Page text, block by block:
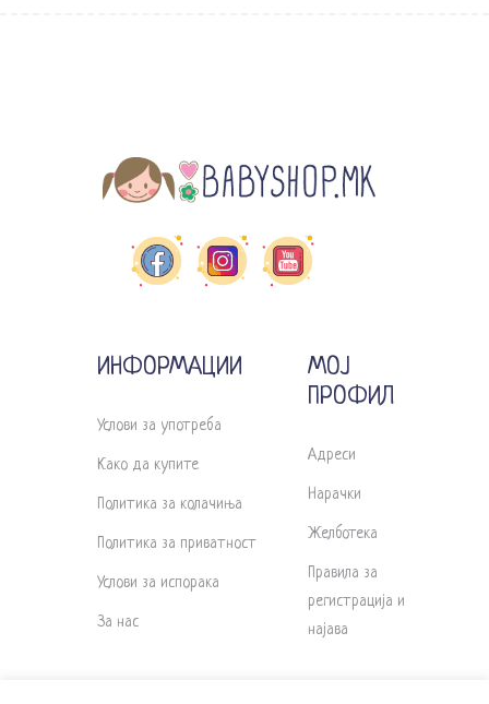
ИНФОРМАЦИИ
Услови за употреба
Како да купите
Политика за колачиња
Политика за приватност
Услови за испорака
За нас
МОЈ
ПРОФИЛ
Адреси
Нарачки
Желботека
Правила за
регистрација и
најава